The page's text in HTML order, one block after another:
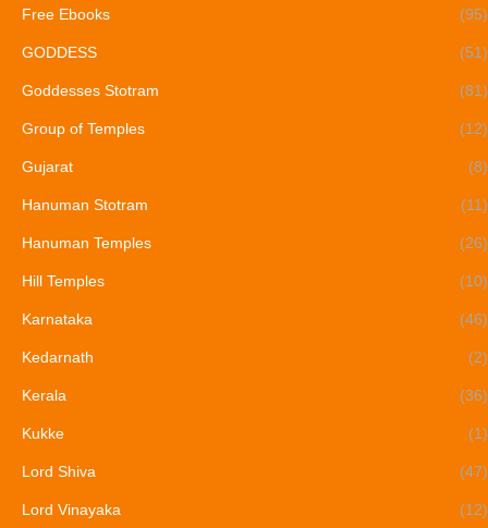
Free Ebooks (95)
GODDESS (51)
Goddesses Stotram (81)
Group of Temples (12)
Gujarat (8)
Hanuman Stotram (11)
Hanuman Temples (26)
Hill Temples (10)
Karnataka (46)
Kedarnath (2)
Kerala (36)
Kukke (1)
Lord Shiva (47)
Lord Vinayaka (12)